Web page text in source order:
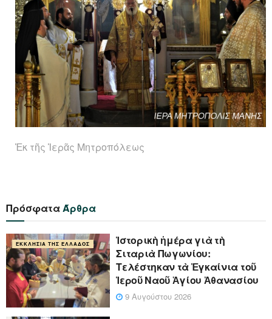
Ἐκ τῆς Ἱερᾶς Μητροπόλεως
ΠρόσφαταΆρθρα
ΕΚΚΛΗΣΊΑ ΤΗΣ ΕΛΛΆΔΟΣ
Ἱστορικὴ ἡμέρα γιὰ τὴ
Σιταριὰ Πωγωνίου:
Τελέστηκαν τὰ Ἐγκαίνια τοῦ
Ἱεροῦ Ναοῦ Ἁγίου Ἀθανασίου
9 Αυγούστου 2026